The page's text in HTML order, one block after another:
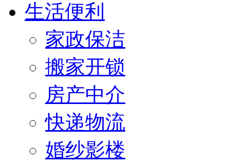
生活便利
家政保洁
搬家开锁
房产中介
快递物流
婚纱影楼